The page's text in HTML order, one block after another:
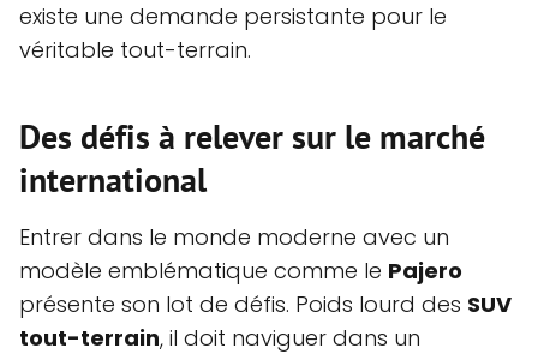
existe une demande persistante pour le
véritable tout-terrain.
Des défis à relever sur le marché
international
Entrer dans le monde moderne avec un
modèle emblématique comme le Pajero
présente son lot de défis. Poids lourd des SUV
tout-terrain, il doit naviguer dans un